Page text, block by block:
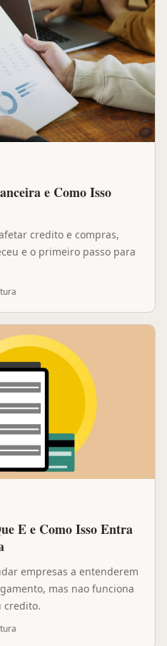
e Como Isso
credito e compras,
e o primeiro passo para
E e Como Isso Entra
empresas a entenderem
mas nao funciona
credito.